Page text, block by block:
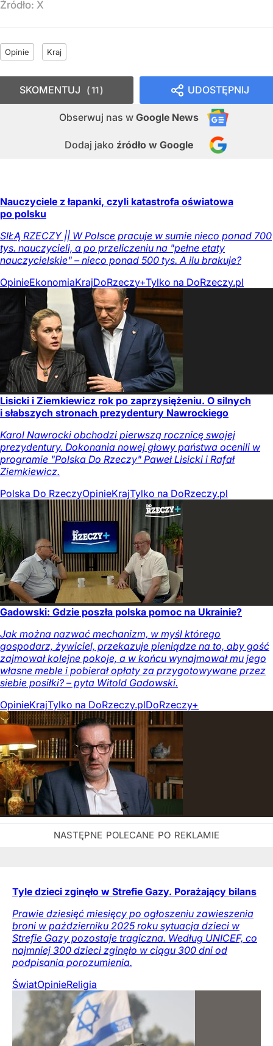
Źródło: X
Opinie Kraj
UDOSTĘPNIJ
Obserwuj nas w Google News
Dodaj jako źródło w Google
SKOMENTUJ 11
Nauczyciele z łapanki, czyli katastrofa oświatowa
po polsku
SIŁĄ RZECZY || W Polsce pracuje w sumie nieco ponad 700
tys. nauczycieli, a po przeliczeniu na "pełne etaty
nauczycielskie" – nieco ponad 500 tys. A ilu brakuje?
OpinieEkonomiaKrajDoRzeczy+Tylko na DoRzeczy.pl
Lisicki i Ziemkiewicz rok po zaprzysiężeniu. O silnych
i słabszych stronach prezydentury Nawrockiego
Karol Nawrocki obchodzi pierwszą rocznicę swojej
prezydentury. Dokonania nowej głowy państwa ocenili w
programie "Polska Do Rzeczy" Paweł Lisicki i Rafał
Ziemkiewicz.
Polska Do RzeczyOpinieKrajTylko na DoRzeczy.pl
Gadowski: Gdzie poszła polska pomoc na Ukrainie?
Jak można nazwać mechanizm, w myśl którego
gospodarz, żywiciel, przekazuje pieniądze na to, aby gość
zajmował kolejne pokoje, a w końcu wynajmował mu jego
własne meble i pobierał opłaty za przygotowywane przez
siebie posiłki? – pyta Witold Gadowski.
OpinieKrajTylko na DoRzeczy.plDoRzeczy+
Tyle dzieci zginęło w Strefie Gazy. Porażający bilans
Prawie dziesięć miesięcy po ogłoszeniu zawieszenia
broni w październiku 2025 roku sytuacja dzieci w
Strefie Gazy pozostaje tragiczna. Według UNICEF, co
najmniej 300 dzieci zginęło w ciągu 300 dni od
podpisania porozumienia.
ŚwiatOpinieReligia